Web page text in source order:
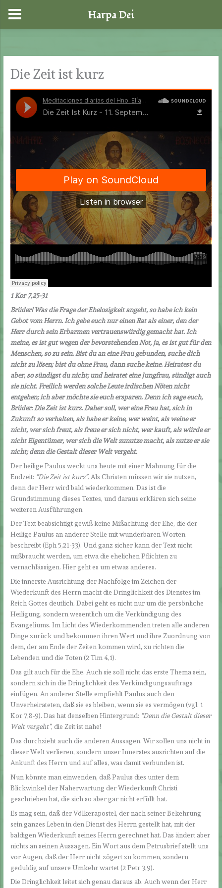
springen
Die Zeit ist kurz
1 Kor 7,25-31
Brüder! Was die Frage der Ehelosigkeit angeht, so habe ich kein
Gebot vom Herrn. Ich gebe euch nur einen Rat als einer, den der
Herr durch sein Erbarmen vertrauenswürdig gemacht hat. Ich
meine, es ist gut wegen der bevorstehenden Not, ja, es ist gut für den
Menschen, so zu sein. Bist du an eine Frau gebunden, suche dich
nicht zu lösen; bist du ohne Frau, dann suche keine. Heiratest du
aber, so sündigst du nicht; und heiratet eine Jungfrau, sündigt auch
sie nicht. Freilich werden solche Leute irdischen Nöten nicht
entgehen; ich aber möchte sie euch ersparen. Denn ich sage euch,
Brüder: Die Zeit ist kurz. Daher soll, wer eine Frau hat, sich in
Zukunft so verhalten, als habe er keine, wer weint, als weine er
nicht, wer sich freut, als freue er sich nicht, wer kauft, als würde er
nicht Eigentümer, wer sich die Welt zunutze macht, als nutze er sie
nicht; denn die Gestalt dieser Welt vergeht.
Der heilige Paulus weckt uns heute mit einer Mahnung für die
Endzeit: “Die Zeit ist kurz”. Als Christen müssen wir sie nutzen,
denn der Herr wird bald wiederkommen. Das ist die
Grundstimmung dieses Textes, und daraus erklären sich seine
weiteren Ausführungen.
Der Text beabsichtigt gewiß keine Mißachtung der Ehe, die der
Heilige Paulus an anderer Stelle mit wunderbaren Worten
beschreibt (Eph 5,21-33). Und ganz sicher kann der Text nicht
mißbraucht werden, um etwa die ehelichen Pflichten zu
vernachlässigen. Hier geht es um etwas anderes.
Die innerste Ausrichtung der Nachfolge im Zeichen der
Wiederkunft des Herrn macht die Dringlichkeit des Dienstes im
Reich Gottes deutlich. Dabei geht es nicht nur um die persönliche
Heiligung, sondern wesentlich um die Verkündigung des
Evangeliums. Im Licht des Wiederkommenden treten alle anderen
Dinge zurück und bekommen ihren Wert und ihre Zuordnung von
dem, der am Ende der Zeiten kommen wird, zu richten die
Lebenden und die Toten (2 Tim 4,1).
Das gilt auch für die Ehe. Auch sie soll nicht das erste Thema sein,
sondern sich in die Dringlichkeit des Verkündigungsauftrags
einfügen. An anderer Stelle empfiehlt Paulus auch den
Unverheirateten, daß sie es bleiben, wenn sie es vermögen (vgl. 1
Kor 7,8-9). Das hat denselben Hintergrund: “Denn die Gestalt dieser
Welt vergeht”, die Zeit ist nahe!
Das durchzieht auch die anderen Aussagen. Wir sollen uns nicht in
dieser Welt verlieren, sondern unser Innerstes ausrichten auf die
Ankunft des Herrn und auf alles, was damit verbunden ist.
Nun könnte man einwenden, daß Paulus dies unter dem
Blickwinkel der Naherwartung der Wiederkunft Christi
geschrieben hat, die sich so aber gar nicht erfüllt hat.
Es mag sein, daß der Völkerapostel, der nach seiner Bekehrung
sein ganzes Leben in den Dienst des Herrn gestellt hat, mit der
baldigen Wiederkunft seines Herrn gerechnet hat. Das ändert aber
nichts an seinen Aussagen. Ein Wort aus dem Petrusbrief stellt uns
vor Augen, daß der Herr nicht zögert zu kommen, sondern
geduldig auf unsere Umkehr wartet (2 Petr 3,9).
Die Dringlichkeit leitet sich genau daraus ab. Auch wenn der Herr
Harpa Dei